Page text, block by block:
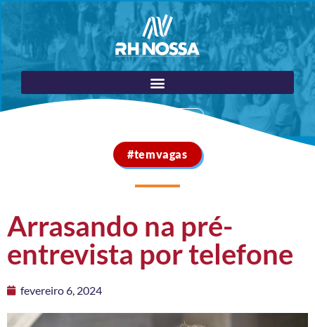
#temvagas
Arrasando na pré-
entrevista por telefone
fevereiro 6, 2024